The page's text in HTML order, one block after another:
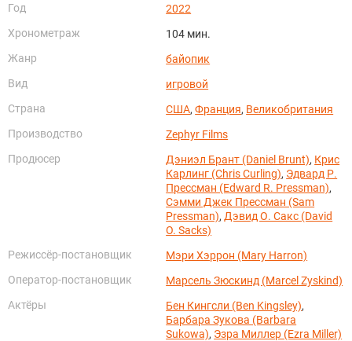
Год
2022
Хронометраж
104 мин.
Жанр
байопик
Вид
игровой
Страна
США,Франция, Великобритания
Производство
Zephyr Films
Продюсер
Дэниэл Брант (Daniel Brunt), Крис
Карлинг (Chris Curling), Эдвард Р.
Прессман (Edward R. Pressman),
Сэмми Джек Прессман (Sam
Pressman), Дэвид О. Сакс (David
O. Sacks)
Режиссёр-постановщик
Мэри Хэррон (Mary Harron)
Оператор-постановщик
Марсель Зюскинд (Marcel Zyskind)
Актёры
Бен Кингсли (Ben Kingsley),
Барбара Зукова (Barbara
Sukowa), Эзра Миллер (Ezra Miller)